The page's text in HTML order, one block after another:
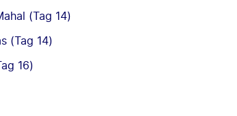
(Tag 14)
(Tag 14)
16)